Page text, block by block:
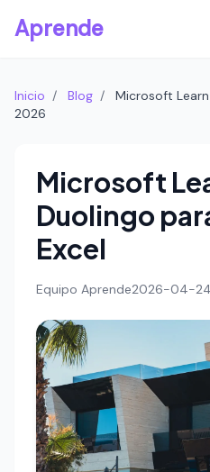
Aprende
Inicio / Blog /
Microsoft
2026
Microsoft
Duolingo
Excel
Equipo Aprende2026-04-24